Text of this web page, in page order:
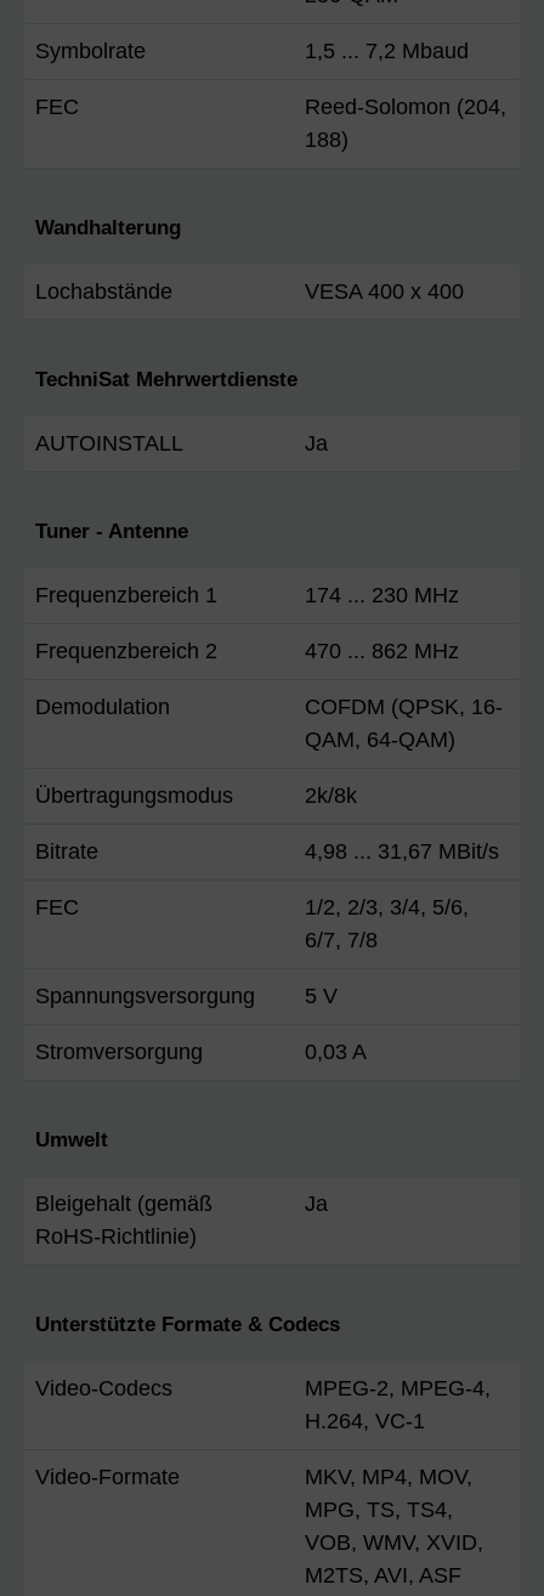
Symbolrate 1,5 ... 7,2 Mbaud
FEC
Reed-Solomon (204,
188)
Wandhalterung
Lochabstände VESA 400 x 400
TechniSat Mehrwertdienste
AUTOINSTALL Ja
Tuner - Antenne
Frequenzbereich 1 174 ... 230 MHz
Frequenzbereich 2 470 ... 862 MHz
Demodulation
COFDM (QPSK, 16-
QAM, 64-QAM)
Übertragungsmodus 2k/8k
Bitrate 4,98 ... 31,67 MBit/s
FEC
1/2, 2/3, 3/4, 5/6,
6/7, 7/8
Spannungsversorgung 5 V
Stromversorgung 0,03 A
Umwelt
Bleigehalt (gemäß
RoHS-Richtlinie)
Ja
Unterstützte Formate & Codecs
Video-Codecs
MPEG-2, MPEG-4,
H.264, VC-1
Video-Formate
MKV, MP4, MOV,
MPG, TS, TS4,
VOB, WMV, XVID,
M2TS, AVI, ASF